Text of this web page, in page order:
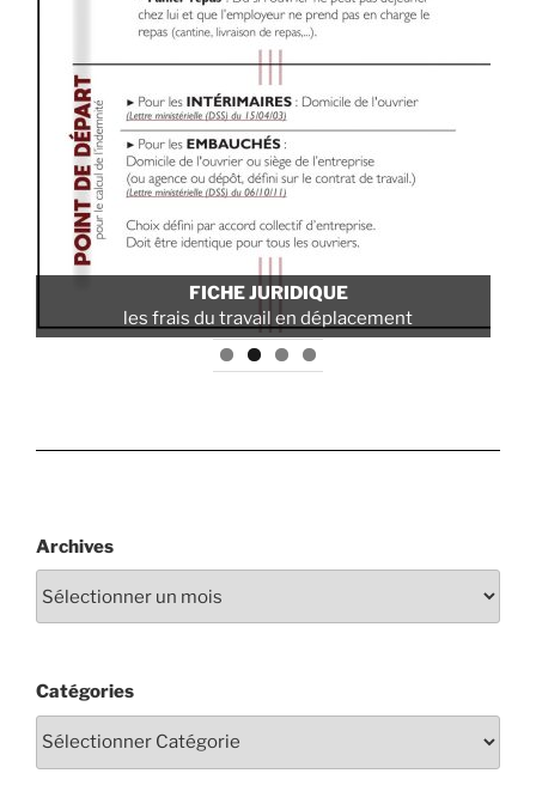
POLITIQUE SANTÉ ET SÉCURITÉ
pour les travaux sur cordes
Archives
Catégories